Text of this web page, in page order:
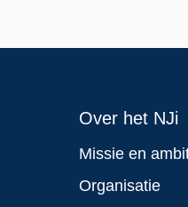
Over het NJi
Missie en
Organisatie